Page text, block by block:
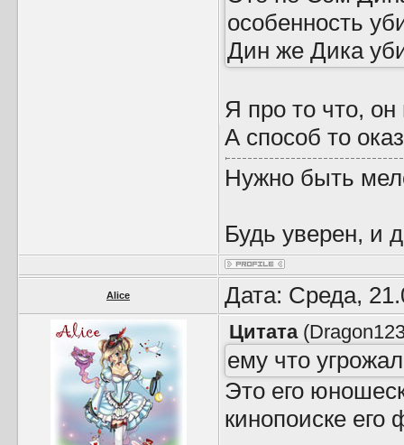
особенность
Дин же Дика
Я про то что,
А способ то
Нужно быть
Будь уверен, и
Alice Дата: Среда,
Цитата(
ему что
Это его
кинопоиске